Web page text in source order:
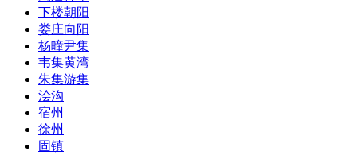
下楼朝阳
娄庄向阳
杨疃尹集
韦集黄湾
朱集游集
浍沟
宿州
徐州
固镇